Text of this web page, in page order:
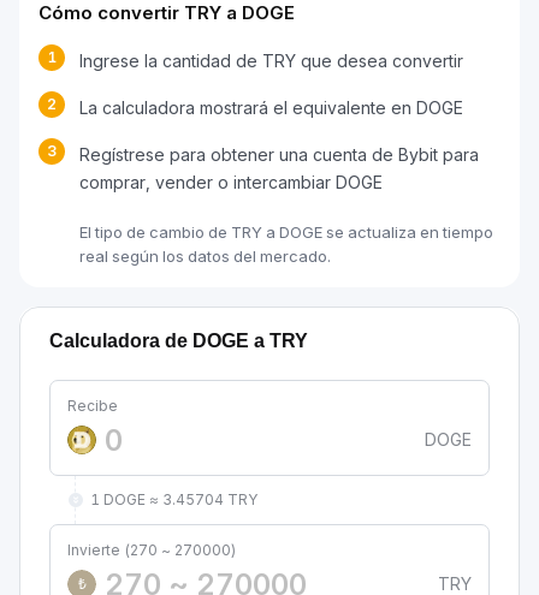
Cómo convertir TRY a DOGE
1 Ingrese la cantidad de TRY que desea convertir
2 La calculadora mostrará el equivalente en DOGE
3
Regístrese para obtener una cuenta de Bybit para
comprar, vender o intercambiar DOGE
El tipo de cambio de TRY a DOGE se actualiza en tiempo
real según los datos del mercado.
Calculadora de DOGE a TRY
Recibe
DOGE
1 DOGE ≈ 3.45704 TRY
Invierte (270 ~ 270000)
₺
TRY